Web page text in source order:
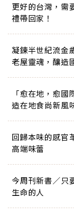
更好的台灣，需
禮帶回家！
凝鍊半世紀流金
老屋靈魂，釀造
「愈在地，愈
造在地食尚新風
回歸本味的感官
高端味蕾
今周刊新書／只
生命的人